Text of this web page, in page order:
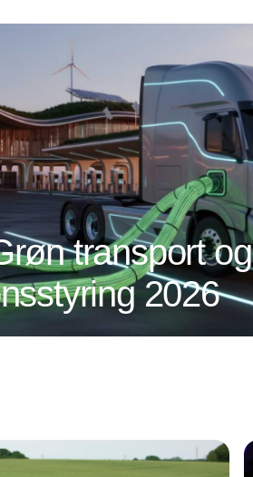
transport og
2026